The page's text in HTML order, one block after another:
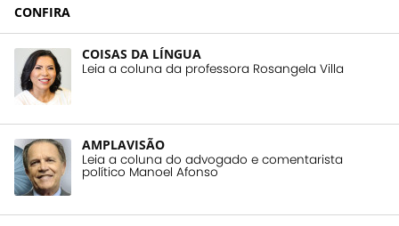
CONFIRA
COISAS DA LÍNGUA
Leia a coluna da professora Rosangela Villa
AMPLAVISÃO
Leia a coluna do advogado e comentarista
político Manoel Afonso